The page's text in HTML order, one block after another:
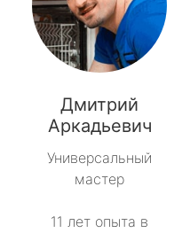
Дмитрий
Аркадьевич
Универсальный
мастер
11 лет опыта в